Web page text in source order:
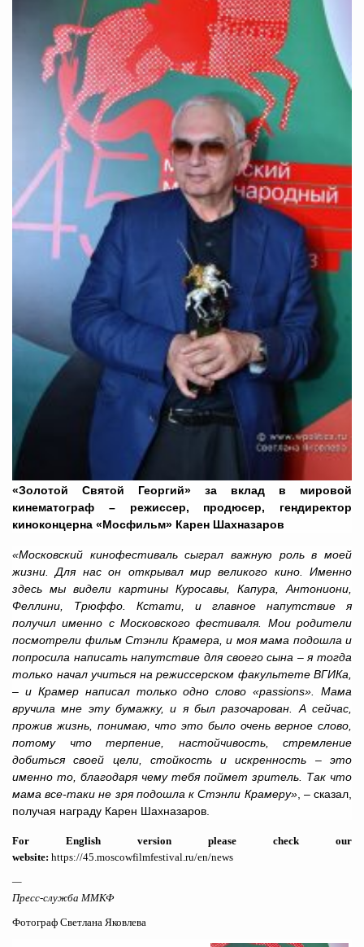
«Золотой Святой Георгий» за вклад в мировой
кинематограф – режиссер, продюсер, гендиректор
киноконцерна «Мосфильм» Карен Шахназаров
«Московский кинофестиваль сыграл важную роль в моей
жизни. Для нас он открывал мир великого кино. Именно
здесь мы видели картины Куросавы, Капура, Антониони,
Феллини, Трюффо. Кстати, и главное напутствие я
получил именно с Московского фестиваля. Мои родители
посмотрели фильм Стэнли Крамера, и моя мама подошла и
попросила написать напутствие для своего сына – я тогда
только начал учиться на режиссерском факультете ВГИКа,
– и Крамер написал только одно слово «passions». Мама
вручила мне эту бумажку, и я был разочарован. А сейчас,
прожив жизнь, понимаю, что это было очень верное слово,
потому что терпение, настойчивость, стремление
добиться своей цели, стойкость и искренность – это
именно то, благодаря чему тебя поймет зритель. Так что
мама все-таки не зря подошла к Стэнли Крамеру», – сказал,
получая награду Карен Шахназаров.
For English version please check our
website: https://45.moscowfilmfestival.ru/en/news
—
Пресс-служба ММКФ
Фотограф Светлана Яковлева